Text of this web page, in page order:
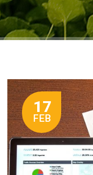
17
FEB